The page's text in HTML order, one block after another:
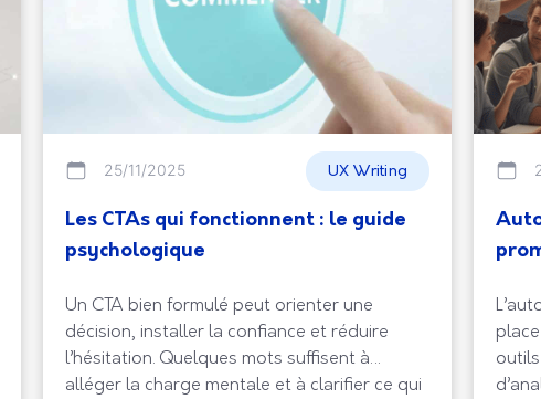
25/11/2025 UX Writing
Les CTAs qui fonctionnent : le guide
psychologique
Un CTA bien formulé peut orienter une
décision, installer la confiance et réduire
l’hésitation. Quelques mots suffisent à
alléger la charge mentale et à clarifier ce qui